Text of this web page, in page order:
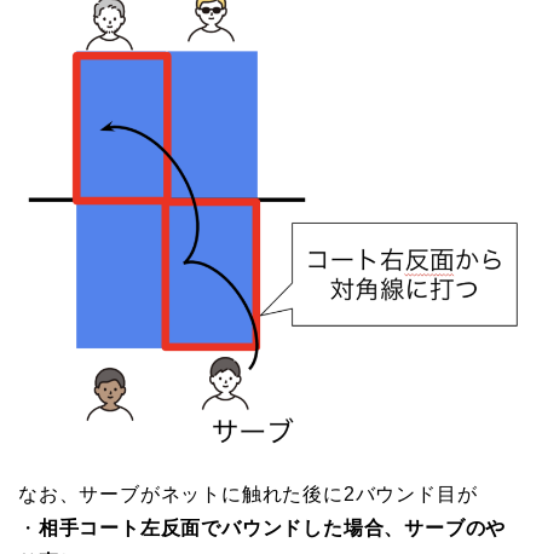
なお、サーブがネットに触れた後に2バウンド目が
・ 相手コート左反面でバウンドした場合、サーブのや